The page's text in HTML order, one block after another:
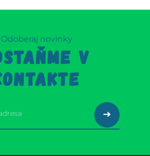
Odoberaj novinky
V